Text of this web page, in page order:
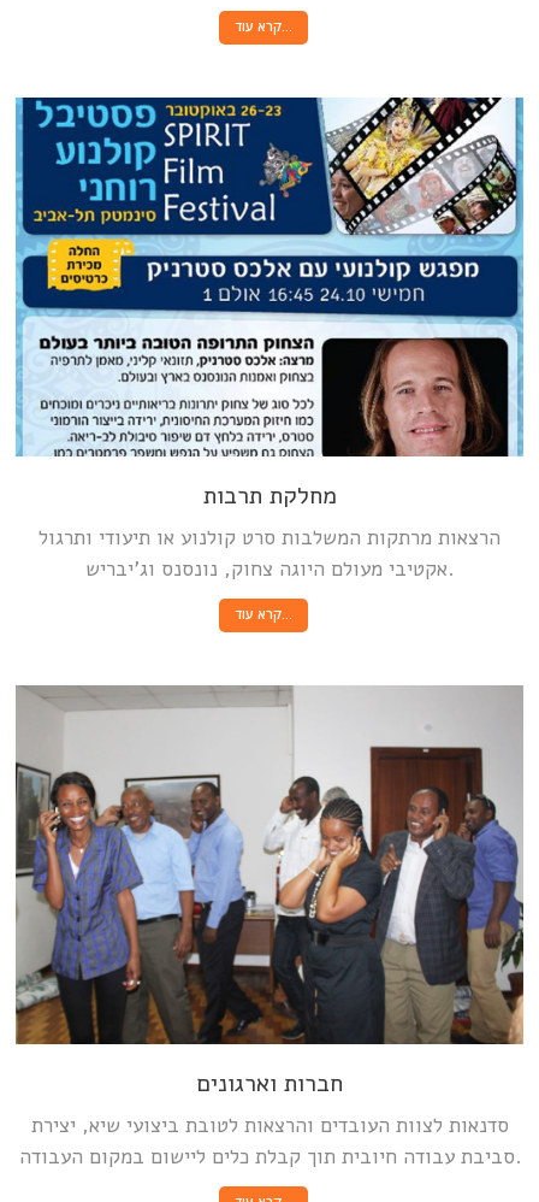
קרא עוד…
מחלקת תרבות
הרצאות מרתקות המשלבות סרט קולנוע או תיעודי ותרגול
אקטיבי מעולם היוגה צחוק, נונסנס וג’יבריש.
חברות וארגונים
סדנאות לצוות העובדים והרצאות לטובת ביצועי שיא, יצירת
סביבת עבודה חיובית תוך קבלת כלים ליישום במקום העבודה.